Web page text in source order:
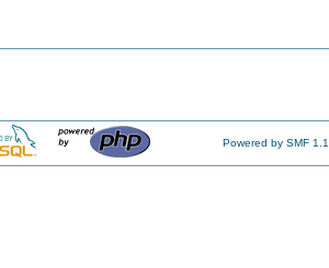
Powered by SMF